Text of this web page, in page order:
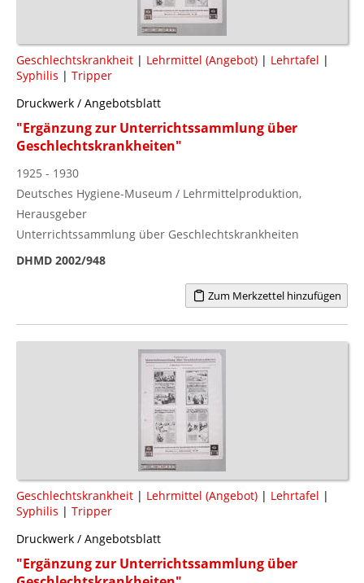
Geschlechtskrankheit | Lehrmittel (Angebot) | Lehrtafel |
Syphilis | Tripper
Druckwerk / Angebotsblatt
"Ergänzung zur Unterrichtssammlung über
Geschlechtskrankheiten"
1925 - 1930
Deutsches Hygiene-Museum / Lehrmittelproduktion,
Herausgeber
Unterrichtssammlung über Geschlechtskrankheiten
DHMD 2002/948
Zum Merkzettel hinzufügen
Geschlechtskrankheit | Lehrmittel (Angebot) | Lehrtafel |
Syphilis | Tripper
Druckwerk / Angebotsblatt
"Ergänzung zur Unterrichtssammlung über